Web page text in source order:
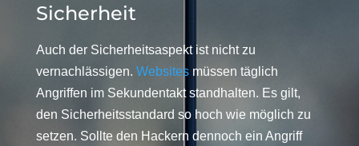
Sicherheit
Auch der Sicherheitsaspekt ist nicht zu
vernachlässigen. Websitesmüssen täglich
Angriffen im Sekundentakt standhalten. Es gilt,
den Sicherheitsstandard so hoch wie möglich zu
setzen. Sollte den Hackern dennoch ein Angriff